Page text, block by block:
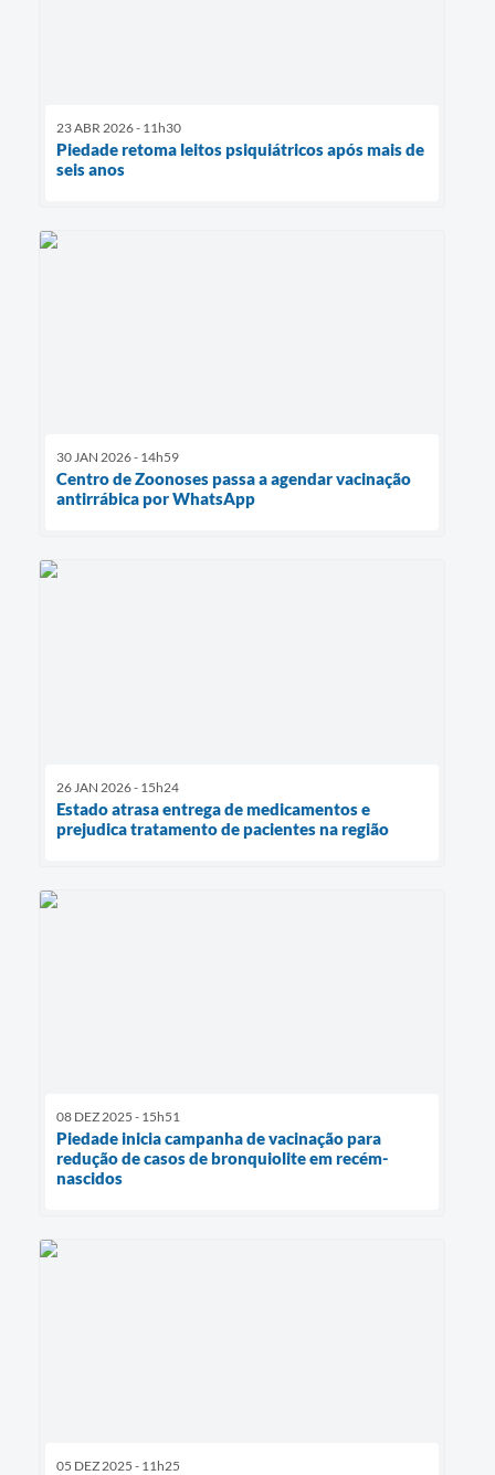
23 ABR 2026 - 11h30
Piedade retoma leitos psiquiátricos após mais de
seis anos
30 JAN 2026 - 14h59
Centro de Zoonoses passa a agendar vacinação
antirrábica por WhatsApp
26 JAN 2026 - 15h24
Estado atrasa entrega de medicamentos e
prejudica tratamento de pacientes na região
08 DEZ 2025 - 15h51
Piedade inicia campanha de vacinação para
redução de casos de bronquiolite em recém-
nascidos
05 DEZ 2025 - 11h25